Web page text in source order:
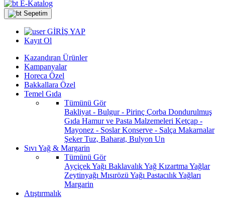
E-Katalog
Sepetim
GİRİŞ YAP
Kayıt Ol
Kazandıran Ürünler
Kampanyalar
Horeca Özel
Bakkallara Özel
Temel Gıda
Tümünü Gör
Bakliyat - Bulgur - Pirinç Çorba Dondurulmuş
Gıda Hamur ve Pasta Malzemeleri Ketçap -
Mayonez - SoslarKonserve - Salça Makarnalar
ŞekerTuz, Baharat, Bulyon Un
Sıvı Yağ & Margarin
Tümünü Gör
Ayçiçek Yağı Baklavalık Yağ Kızartma Yağlar
Zeytinyağı Mısırözü Yağı Pastacılık Yağları
Margarin
Atıştırmalık